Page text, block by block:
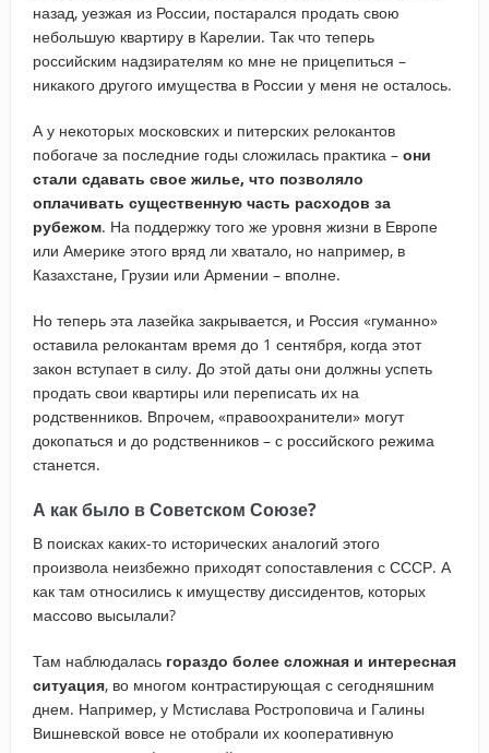
назад, уезжая из России, постарался продать свою
небольшую квартиру в Карелии. Так что теперь
российским надзирателям ко мне не прицепиться –
никакого другого имущества в России у меня не осталось.
А у некоторых московских и питерских релокантов
побогаче за последние годы сложилась практика – они
стали сдавать свое жилье, что позволяло
оплачивать существенную часть расходов за
рубежом. На поддержку того же уровня жизни в Европе
или Америке этого вряд ли хватало, но например, в
Казахстане, Грузии или Армении – вполне.
Но теперь эта лазейка закрывается, и Россия «гуманно»
оставила релокантам время до 1 сентября, когда этот
закон вступает в силу. До этой даты они должны успеть
продать свои квартиры или переписать их на
родственников. Впрочем, «правоохранители» могут
докопаться и до родственников – с российского режима
станется.
А как было в Советском Союзе?
В поисках каких-то исторических аналогий этого
произвола неизбежно приходят сопоставления с СССР. А
как там относились к имуществу диссидентов, которых
массово высылали?
Там наблюдалась гораздо более сложная и интересная
ситуация, во многом контрастирующая с сегодняшним
днем. Например, у Мстислава Ростроповича и Галины
Вишневской вовсе не отобрали их кооперативную